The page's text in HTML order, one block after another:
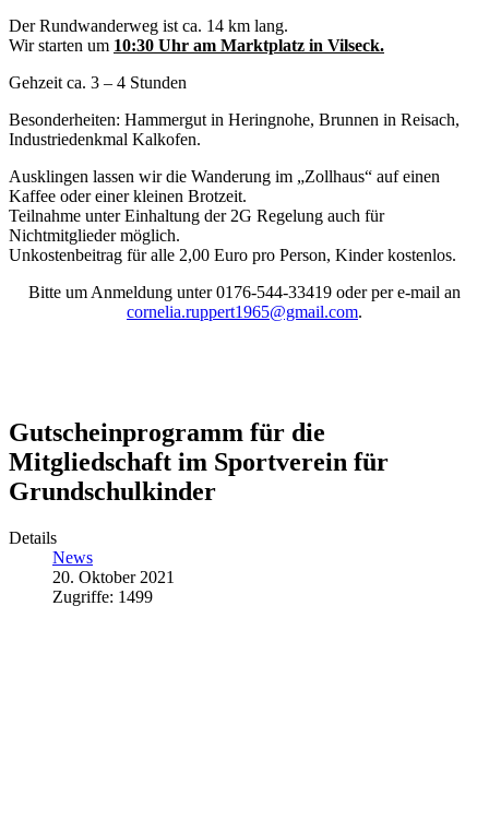
Der Rundwanderweg ist ca. 14 km lang.
Wir starten um 10:30 Uhr am Marktplatz in Vilseck.
Gehzeit ca. 3 – 4 Stunden
Besonderheiten: Hammergut in Heringnohe, Brunnen in Reisach,
Industriedenkmal Kalkofen.
Ausklingen lassen wir die Wanderung im „Zollhaus“ auf einen
Kaffee oder einer kleinen Brotzeit.
Teilnahme unter Einhaltung der 2G Regelung auch für
Nichtmitglieder möglich.
Unkostenbeitrag für alle 2,00 Euro pro Person, Kinder kostenlos.
Bitte um Anmeldung unter 0176-544-33419 oder per e-mail an
cornelia.ruppert1965@gmail.com.
Gutscheinprogramm für die
Mitgliedschaft im Sportverein für
Grundschulkinder
Details
News
20. Oktober 2021
Zugriffe: 1499